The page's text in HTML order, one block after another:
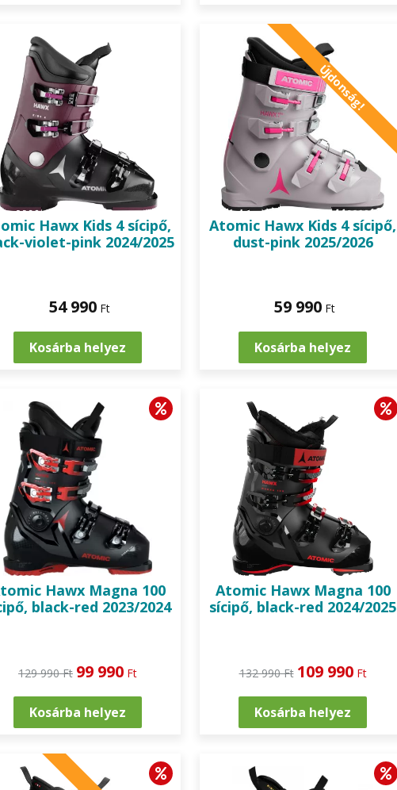
Hawx Kids 4 sícipő,
violet-pink 2024/2025
54 990 Ft
Kosárba helyez
Újdonság!
Atomic Hawx Kids 4 sícipő,
dust-pink 2025/2026
59 990 Ft
Kosárba helyez
Hawx Magna 100
black-red 2023/2024
129 990 Ft 99 990 Ft
Kosárba helyez
Atomic Hawx Magna 100
sícipő, black-red 2024/2025
132 990 Ft 109 990 Ft
Kosárba helyez